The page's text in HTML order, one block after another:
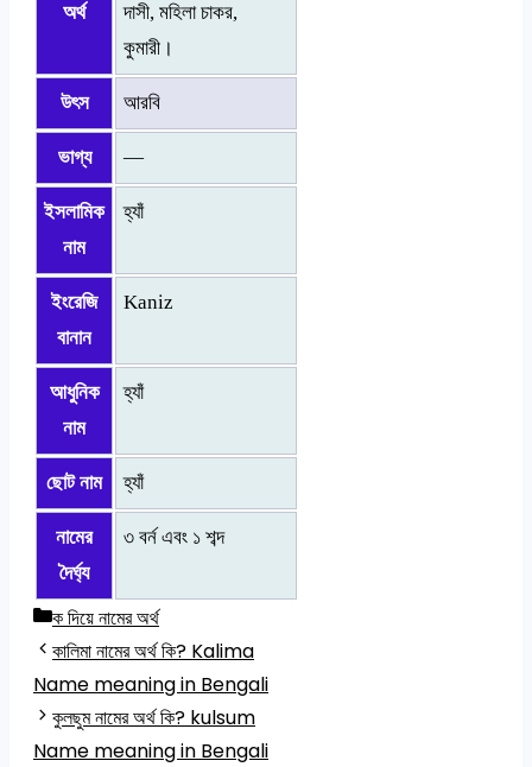
অর্থ
দাসী, মহিলা চাকর,
কুমারী।
উৎস আরবি
ভাগ্য —
ইসলামিক
নাম
হ্যাঁ
ইংরেজি
বানান
Kaniz
আধুনিক
নাম
হ্যাঁ
ছোট নাম হ্যাঁ
নামের
দৈর্ঘ্য
৩ বর্ন এবং ১ শব্দ
Categories
ক দিয়ে নামের অর্থ
কালিমা নামের অর্থ কি? Kalima
Name meaning in Bengali
কুলছুম নামের অর্থ কি? kulsum
Name meaning in Bengali